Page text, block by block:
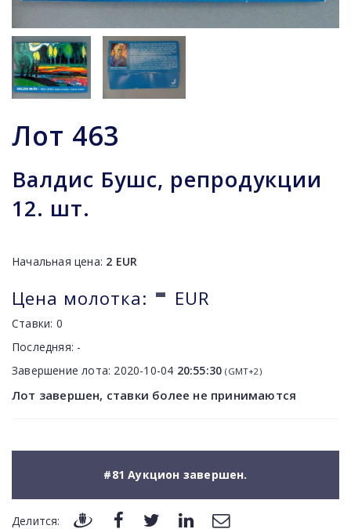
Лот 463
Валдис Бушс, репродукции
12. шт.
Начальная цена: 2 EUR
Цена молотка: - EUR
Ставки: 0
Последняя: -
Завершение лота: 2020-10-04 20:55:30 (GMT+2)
Лот завершен, ставки более не принимаются
#81 Аукцион завершен.
Делится: